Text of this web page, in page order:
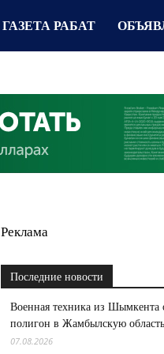
ГАЗЕТА РАБАТ
Реклама
Последние новости
Военная техника из Шымкента
полигон в Жамбылскую область
07.08.2026